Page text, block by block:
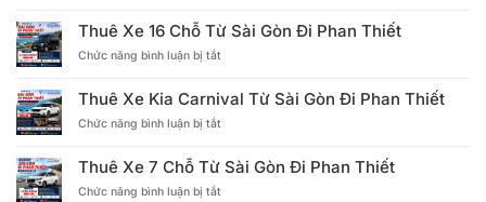
Sài
Gòn
Đi
Thiết
Xe
Limousine
9
Từ
Sài
Gòn
Phan
Thuê Xe 16 Chỗ Từ Sài Gòn Đi Phan Thiết
Chức năng bình luận bị tắt
16
Chỗ
Sài
Gòn
Đi
Thuê Xe Kia Carnival Từ Sài Gòn Đi Phan Thiết
Chức năng bình luận bị tắt
Kia
Carnival
Thuê Xe 7 Chỗ Từ Sài Gòn Đi Phan Thiết
Chức năng bình luận bị tắt